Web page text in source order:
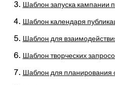
Шаблон запуска кампании
Шаблон календаря
Шаблон для
Шаблон творческих
Шаблон для планирования